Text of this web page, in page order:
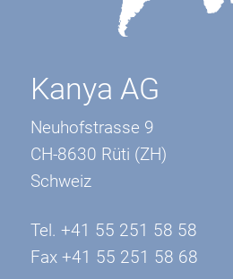
Kanya AG
Neuhofstrasse 9
CH-8630 Rüti (ZH)
Schweiz
Tel. +41 55 251 58 58
Fax +41 55 251 58 68